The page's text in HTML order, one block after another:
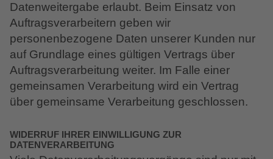
Datenweitergabe erlaubt. Beim Einsatz von
Auftragsverarbeitern geben wir
personenbezogene Daten unserer Kunden nur
auf Grundlage eines gültigen Vertrags über
Auftragsverarbeitung weiter. Im Falle einer
gemeinsamen Verarbeitung wird ein Vertrag
über gemeinsame Verarbeitung geschlossen.
WIDERRUF IHRER EINWILLIGUNG ZUR
DATENVERARBEITUNG